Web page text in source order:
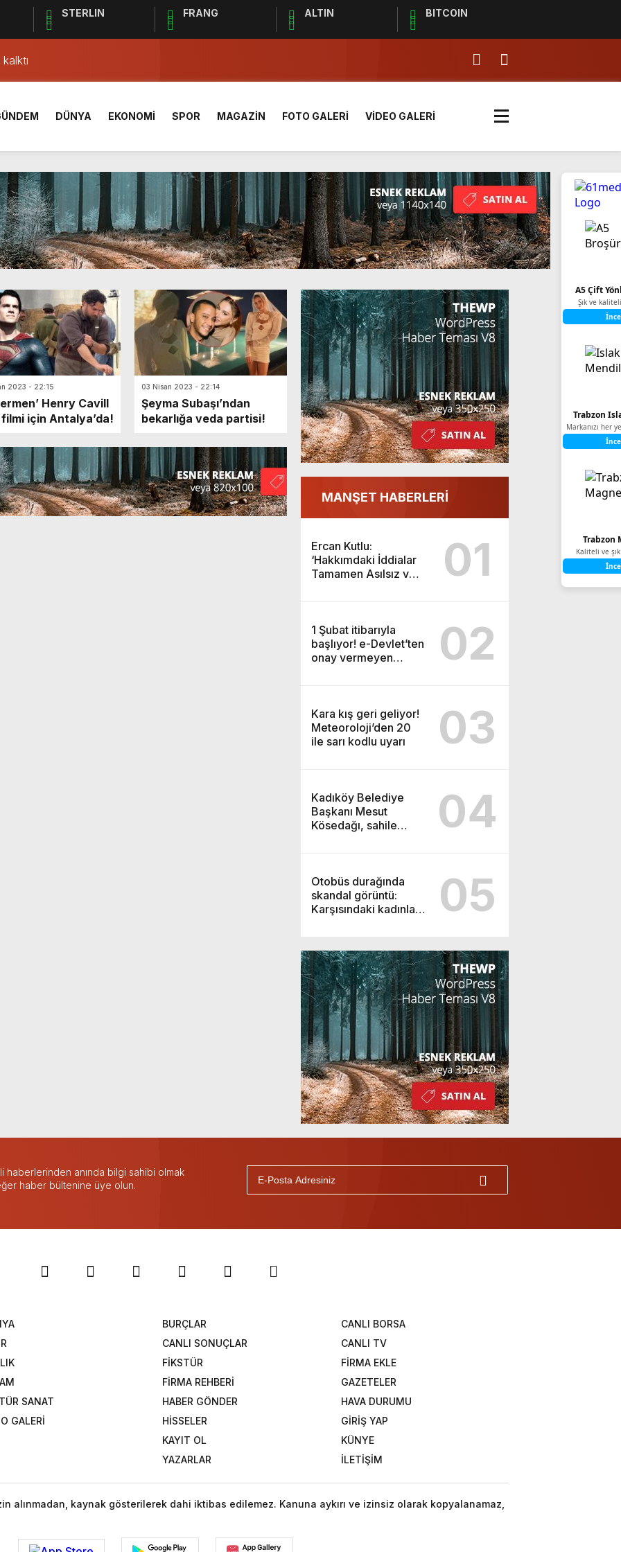
A5 Çift
Şık ve
Trabzon
Markanızı her
Trabzon
Kaliteli ve
STERLIN FRANG ALTIN BITCOIN
ÖZET
Yeme, içme ve konaklama sektörü hareketlendi
”Kleopatra” kavgası
uydusu 2024’te fırlatılacak
bini aştı
sivil hayatını kaybetti
Kurulu Başkanı Ahmet Bolat kaç yaşında ve nereli?
ne zaman, saat kaçta ve hangi kanalda canlı yayınlanacak? | Euro 2024 Elemeleri
ÖZET
Yeme, içme ve konaklama sektörü hareketlendi
DÜNYA EKONOMİ SPOR MAGAZİN FOTO GALERİ VİDEO GALERİ
2023 - 22:15
Henry Cavill
için Antalya’da!
03 Nisan 2023 - 22:14
Şeyma Subaşı’ndan
bekarlığa veda partisi!
MANŞET HABERLERİ
Ercan Kutlu:
‘Hakkımdaki İddialar
Tamamen Asılsız ve
01
1 Şubat itibarıyla
başlıyor! e-Devlet’ten
onay vermeyen
02
Kara kış geri geliyor!
Meteoroloji’den 20
ile sarı kodlu uyarı
03
Kadıköy Belediye
Başkanı Mesut
Kösedağı, sahile
04
Otobüs durağında
skandal görüntü:
Karşısındaki kadınlara
05
haberlerinden anında bilgi sahibi olmak
haber bültenine üye olun.
SANAT
GALERİ
BURÇLAR
CANLI BORSA
CANLI SONUÇLAR
CANLI TV
FİKSTÜR
FİRMA EKLE
FİRMA REHBERİ
GAZETELER
HABER GÖNDER
HAVA DURUMU
HİSSELER
GİRİŞ YAP
KAYIT OL
KÜNYE
YAZARLAR
İLETİŞİM
alınmadan, kaynak gösterilerek dahi iktibas edilemez. Kanuna aykırı ve izinsiz olarak kopyalanamaz,